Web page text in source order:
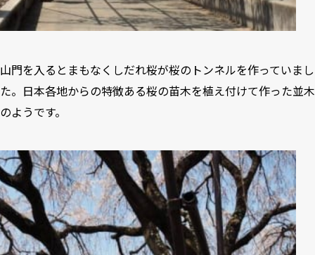
山門を入るとまもなくしだれ桜が桜のトンネルを作っていまし
た。日本各地からの特徴ある桜の苗木を植え付けて作った並木
のようです。